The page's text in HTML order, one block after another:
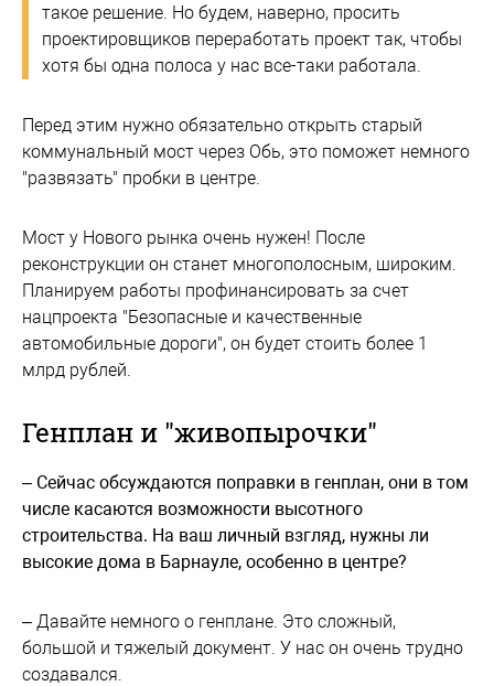
такое решение. Но будем, наверно, просить
проектировщиков переработать проект так, чтобы
хотя бы одна полоса у нас все-таки работала.
Перед этим нужно обязательно открыть старый
коммунальный мост через Обь, это поможет немного
"развязать" пробки в центре.
Мост у Нового рынка очень нужен! После
реконструкции он станет многополосным, широким.
Планируем работы профинансировать за счет
нацпроекта "Безопасные и качественные
автомобильные дороги", он будет стоить более 1
млрд рублей.
Генплан и "живопырочки"
– Сейчас обсуждаются поправки в генплан, они в том
числе касаются возможности высотного
строительства. На ваш личный взгляд, нужны ли
высокие дома в Барнауле, особенно в центре?
– Давайте немного о генплане. Это сложный,
большой и тяжелый документ. У нас он очень трудно
создавался.